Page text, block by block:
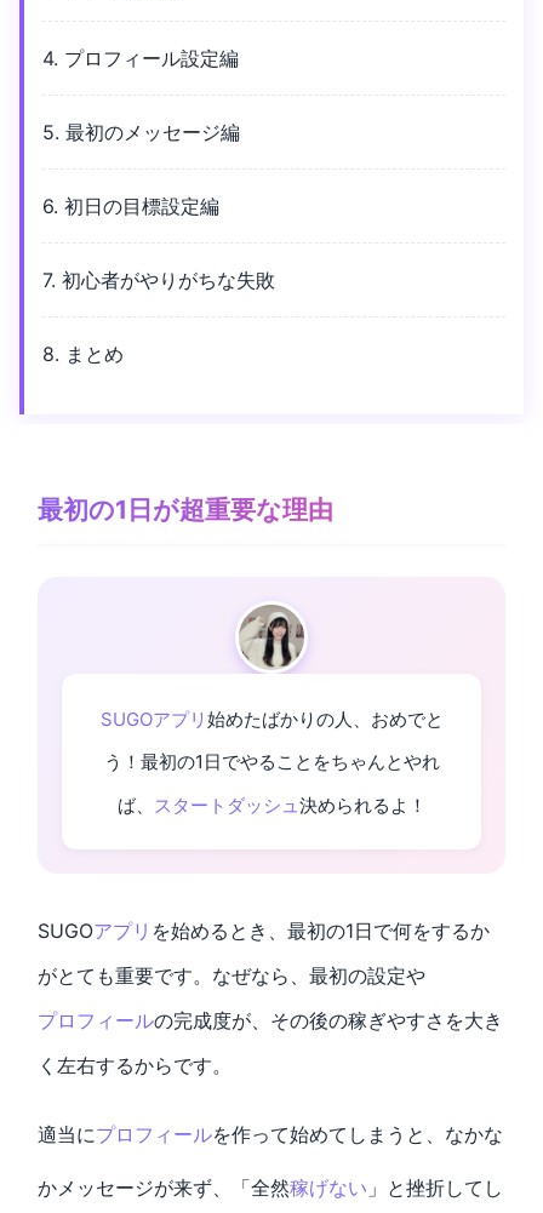
4. プロフィール設定編
5. 最初のメッセージ編
6. 初日の目標設定編
7. 初心者がやりがちな失敗
8. まとめ
最初の1日が超重要な理由
SUGOアプリ 始めたばかりの人、おめでと
う！最初の1日でやることをちゃんとやれ
ば、
スタートダッシュ 決められるよ！
SUGOアプリ を始めるとき、最初の1日で何をするか
がとても重要です。なぜなら、最初の設定や
プロフィールの完成度が、その後の稼ぎやすさを大き
く左右するからです。
適当にプロフィールを作って始めてしまうと、なかな
かメッセージが来ず、「全然稼げない 」と挫折してし